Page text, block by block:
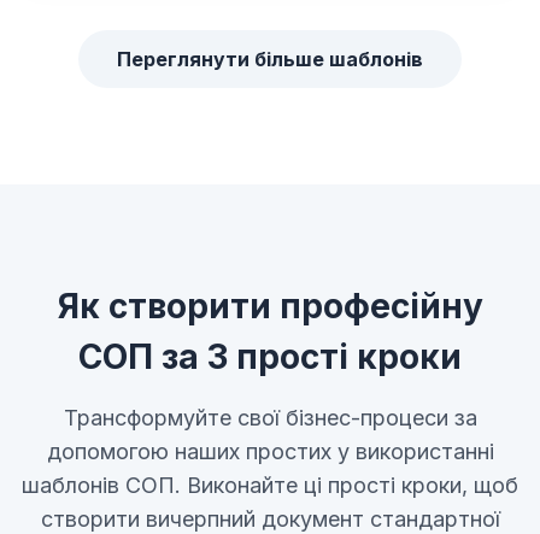
Переглянути більше шаблонів
Як створити професійну
СОП за 3 прості кроки
Трансформуйте свої бізнес-процеси за
допомогою наших простих у використанні
шаблонів СОП. Виконайте ці прості кроки, щоб
створити вичерпний документ стандартної